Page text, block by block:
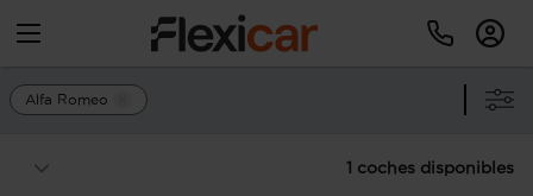
Alfa Romeo
1 coches disponibles